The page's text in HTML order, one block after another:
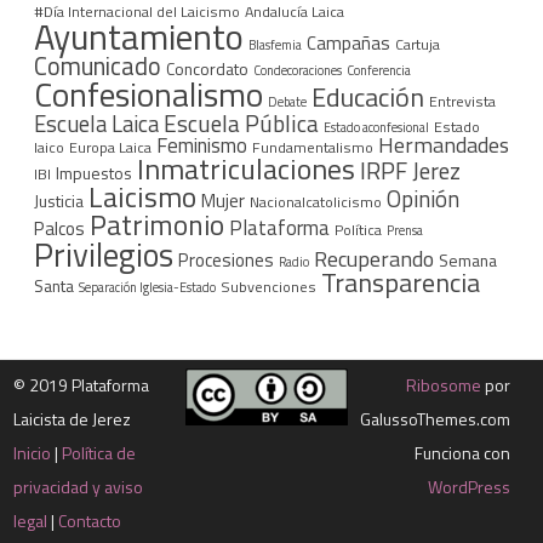
#Día Internacional del Laicismo Andalucía Laica
Ayuntamiento Blasfemia Campañas Cartuja
Comunicado Concordato Condecoraciones Conferencia
Confesionalismo Debate Educación Entrevista
Escuela LaicaEscuela Pública Estado aconfesional Estado
laico Europa Laica Feminismo Fundamentalismo Hermandades
IBI Impuestos Inmatriculaciones IRPFJerez
Justicia Laicismo Mujer Nacionalcatolicismo Opinión
Palcos Patrimonio Plataforma Política Prensa
Privilegios Procesiones Radio Recuperando Semana
Santa Separación Iglesia-Estado Subvenciones Transparencia
© 2019 Plataforma
Laicista de Jerez
Inicio| Política de
privacidad y aviso
legal| Contacto
Ribosomepor
GalussoThemes.com
Funciona con
WordPress